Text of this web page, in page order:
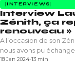
INTERVIEWS
Interview
Zénith, ça
renouveau »
A l’occasion de son
nous avons pu
18 Jan 2024·13 min